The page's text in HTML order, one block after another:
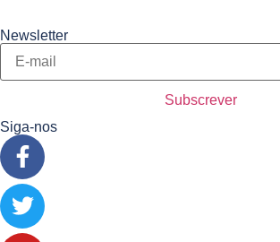
Newsletter
Siga-nos